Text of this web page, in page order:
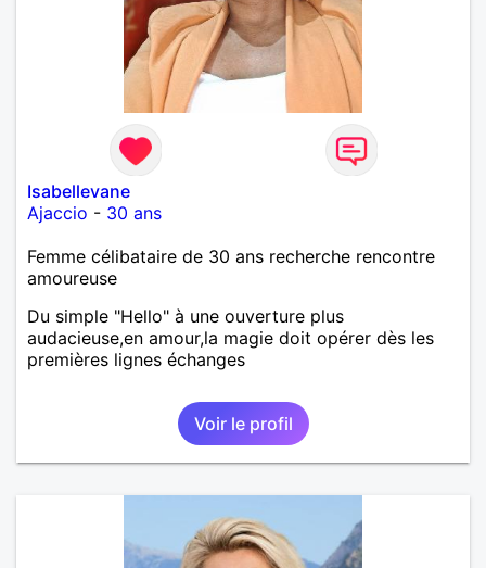
Isabellevane
Ajaccio - 30 ans
Femme célibataire de 30 ans recherche rencontre
amoureuse
Du simple "Hello" à une ouverture plus
audacieuse,en amour,la magie doit opérer dès les
premières lignes échanges
Voir le profil